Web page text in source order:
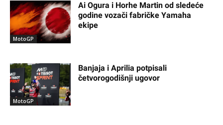
MotoGP
Ai Ogura i Horhe Martin od sledeće
godine vozači fabričke Yamaha
ekipe
MotoGP
Banjaja i Aprilia potpisali
četvorogodišnji ugovor